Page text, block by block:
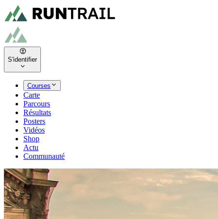
S'identifier
Courses
Carte
Parcours
Résultats
Posters
Vidéos
Shop
Actu
Communauté